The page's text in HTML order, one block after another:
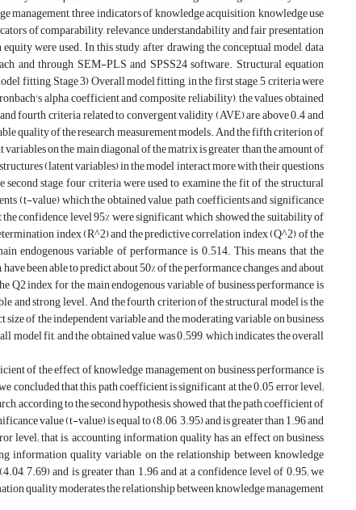
three indicators of knowledge acquisition, knowledge use
of comparability, relevance, understandability and fair presentation
were used. In this study, after drawing the conceptual model, data
and through SEM-PLS and SPSS24 software. Structural equation
fitting, Stage 3) Overall model fitting, in the first stage, 5 criteria were
alpha coefficient and composite reliability), the values ​​obtained
fourth criteria related to convergent validity (AVE) are above 0.4 and
quality of the research measurement models. And the fifth criterion of
on the main diagonal of the matrix is ​​greater than the amount of
(latent variables) in the model interact more with their questions
stage, four criteria were used to examine the fit of the structural
(t-value) which the obtained value, path coefficients and significance
confidence level 95% were significant, which showed the suitability of
index (R^2) and the predictive correlation index (Q^2) of the
endogenous variable of performance is 0.514. This means that the
been able to predict about 50% of the performance changes, and about
Q2 index for the main endogenous variable of business performance is
and strong level. And the fourth criterion of the structural model is the
of the independent variable and the moderating variable on business
model fit, and the obtained value was 0.599, which indicates the overall
of the effect of knowledge management on business performance is
concluded that this path coefficient is significant at the 0.05 error level;
according to the second hypothesis, showed that the path coefficient of
value (t-value) is equal to (8.06, 3.95) and is greater than 1.96 and
level; that is, accounting information quality has an effect on business
information quality variable on the relationship between knowledge
7.69) and is greater than 1.96 and at a confidence level of 0.95; we
quality moderates the relationship between knowledge management